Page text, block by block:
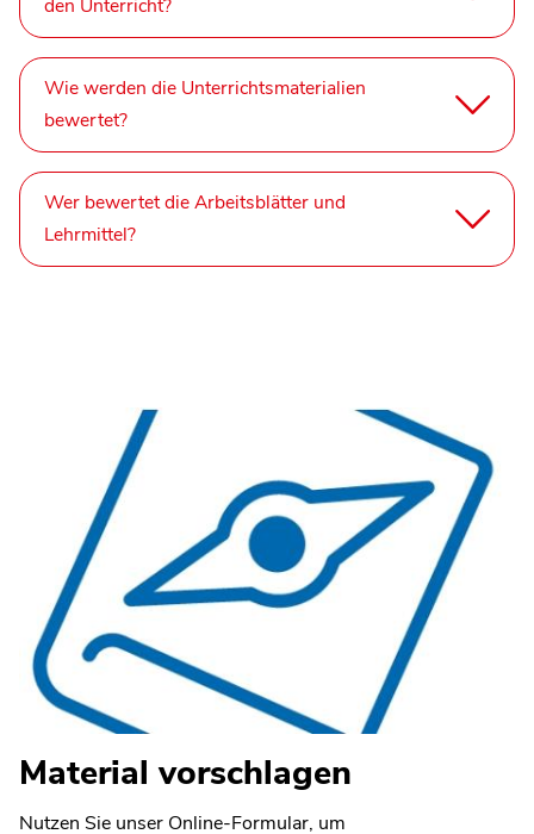
den Unterricht?
Wie werden die Unterrichtsmaterialien
bewertet?
Wer bewertet die Arbeitsblätter und
Lehrmittel?
Material vorschlagen
Nutzen Sie unser Online-Formular, um